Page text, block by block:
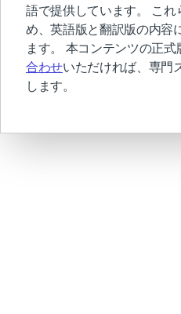
語で提供しています。 こ
め、英語版と翻訳版の内容
ます。 本コンテンツの正式
合わせいただければ、専門
します。